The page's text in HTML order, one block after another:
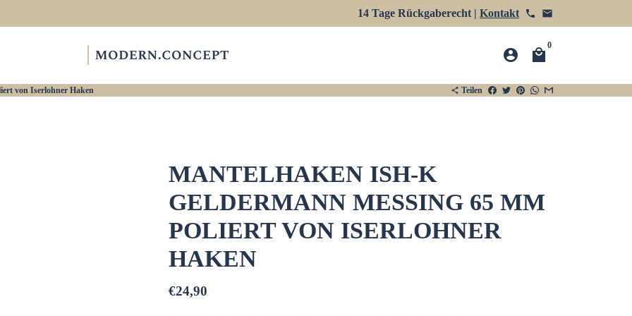
14 Tage Rückgaberecht | Kontakt phone email
account_circle local_mall
0
von Iserlohner Haken share Teilen
MANTELHAKEN ISH-K
GELDERMANN MESSING 65 MM
POLIERT VON ISERLOHNER
HAKEN
€24,90